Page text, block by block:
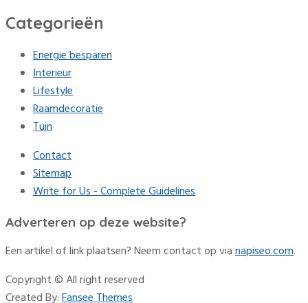
Categorieën
Energie besparen
Interieur
Lifestyle
Raamdecoratie
Tuin
Contact
Sitemap
Write for Us - Complete Guidelines
Adverteren op deze website?
Een artikel of link plaatsen? Neem contact op vianapiseo.com.
Copyright © All right reserved
Created By:Fansee Themes